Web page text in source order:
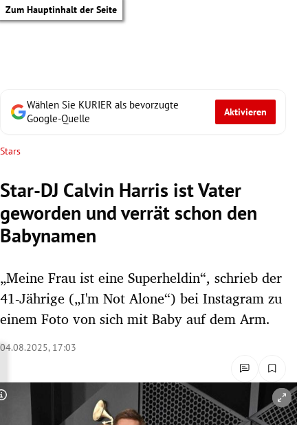
Zum Hauptinhalt der Seite
Untermenü
Untermenü
Untermenü
Untermenü
Wählen Sie KURIER als bevorzugte
Google-Quelle
Aktivieren
Stars
Star-DJ Calvin Harris ist Vater
geworden und verrät schon den
Babynamen
„Meine Frau ist eine Superheldin“, schrieb der
41-Jährige („I'm Not Alone“) bei Instagram zu
einem Foto von sich mit Baby auf dem Arm.
04.08.2025, 17:03
Copyright-Hinweis öffnen/schließen